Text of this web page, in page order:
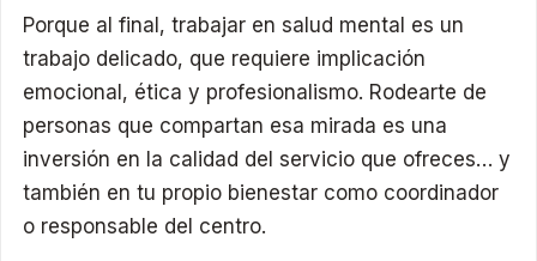
Porque al final, trabajar en salud mental es un
trabajo delicado, que requiere implicación
emocional, ética y profesionalismo. Rodearte de
personas que compartan esa mirada es una
inversión en la calidad del servicio que ofreces… y
también en tu propio bienestar como coordinador
o responsable del centro.